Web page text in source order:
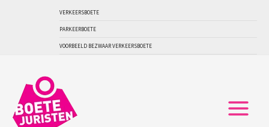
VERKEERSBOETE
PARKEERBOETE
VOORBEELD BEZWAAR VERKEERSBOETE